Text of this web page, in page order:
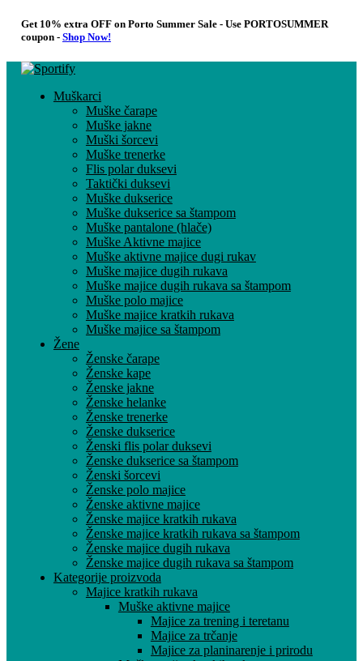
Get 10% extra OFF on Porto Summer Sale - Use PORTOSUMMER
coupon - Shop Now!
Muškarci
Muške čarape
Muške jakne
Muški šorcevi
Muške trenerke
Flis polar duksevi
Taktički duksevi
Muške dukserice
Muške dukserice sa štampom
Muške pantalone (hlače)
Muške Aktivne majice
Muške aktivne majice dugi rukav
Muške majice dugih rukava
Muške majice dugih rukava sa štampom
Muške polo majice
Muške majice kratkih rukava
Muške majice sa štampom
Žene
Ženske čarape
Ženske kape
Ženske jakne
Ženske helanke
Ženske trenerke
Ženske dukserice
Ženski flis polar duksevi
Ženske dukserice sa štampom
Ženski šorcevi
Ženske polo majice
Ženske aktivne majice
Ženske majice kratkih rukava
Ženske majice kratkih rukava sa štampom
Ženske majice dugih rukava
Ženske majice dugih rukava sa štampom
Kategorije proizvoda
Majice kratkih rukava
Muške aktivne majice
Majice za trening i teretanu
Majice za trčanje
Majice za planinarenje i prirodu